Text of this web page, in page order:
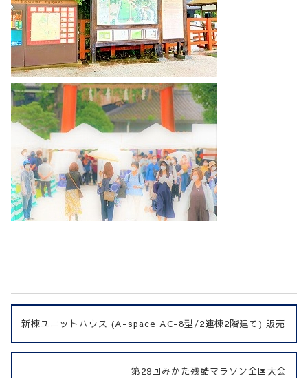
新棟ユニットハウス (A-space AC-8型/2連棟2階建て) 販売
第29回みかた残酷マラソン全国大会